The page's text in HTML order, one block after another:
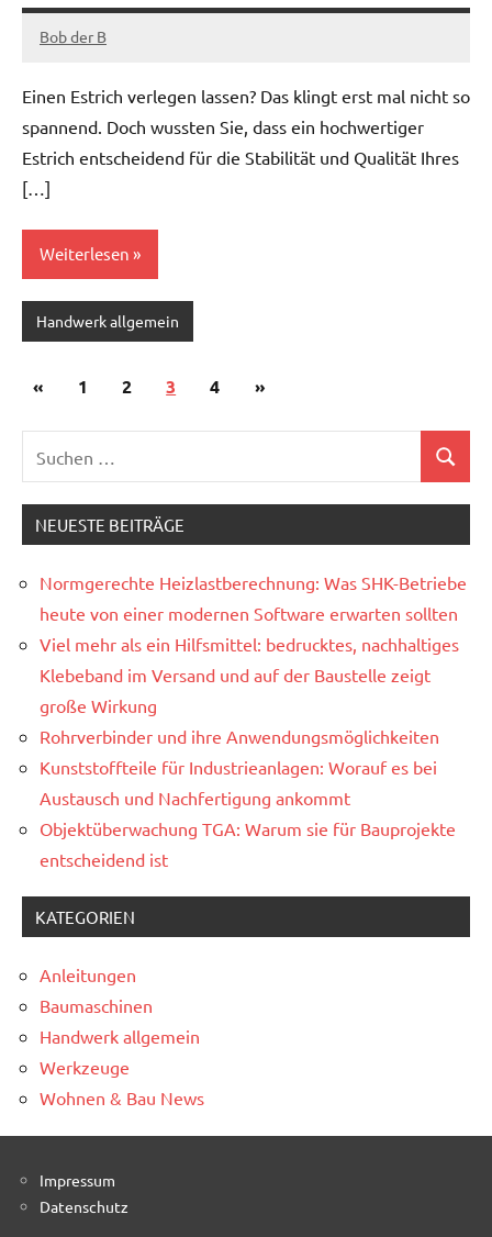
Juni
2022
Bob der B
Einen Estrich verlegen lassen? Das klingt erst mal nicht so
spannend. Doch wussten Sie, dass ein hochwertiger
Estrich entscheidend für die Stabilität und Qualität Ihres
[…]
Weiterlesen
Handwerk allgemein
Seitennummerierung
Beiträge
«Vorherige
1 2 3 4
Nächste
»
NEUESTE BEITRÄGE
Normgerechte Heizlastberechnung: Was SHK-Betriebe
heute von einer modernen Software erwarten sollten
Viel mehr als ein Hilfsmittel: bedrucktes, nachhaltiges
Klebeband im Versand und auf der Baustelle zeigt
große Wirkung
Rohrverbinder und ihre Anwendungsmöglichkeiten
Kunststoffteile für Industrieanlagen: Worauf es bei
Austausch und Nachfertigung ankommt
Objektüberwachung TGA: Warum sie für Bauprojekte
entscheidend ist
KATEGORIEN
Anleitungen
Baumaschinen
Handwerk allgemein
Werkzeuge
Wohnen & Bau News
Impressum
Datenschutz